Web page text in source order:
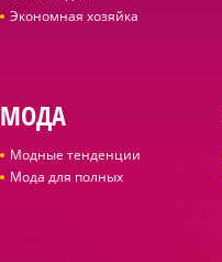
Экономная хозяйка
МОДА
Модные тенденции
Мода для полных